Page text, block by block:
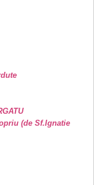
(de Sf.Ignatie